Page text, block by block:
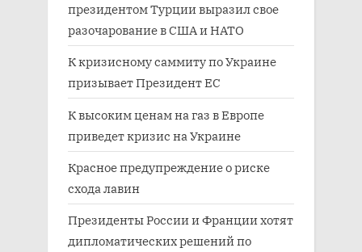
президентом Турции выразил свое
разочарование в США и НАТО
К кризисному саммиту по Украине
призывает Президент ЕС
К высоким ценам на газ в Европе
приведет кризис на Украине
Красное предупреждение о риске
схода лавин
Президенты России и Франции хотят
дипломатических решений по